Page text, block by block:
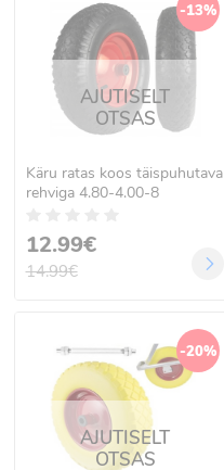
-13%
AJUTISELT
OTSAS
Käru ratas koos täispuhutava
rehviga 4.80-4.00-8
12.99€
14.99€
-20%
AJUTISELT
OTSAS